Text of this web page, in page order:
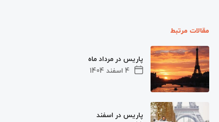
مقالات مرتبط
4 اسفند 1404
پاریس در مرداد ماه
پاریس در اسفند